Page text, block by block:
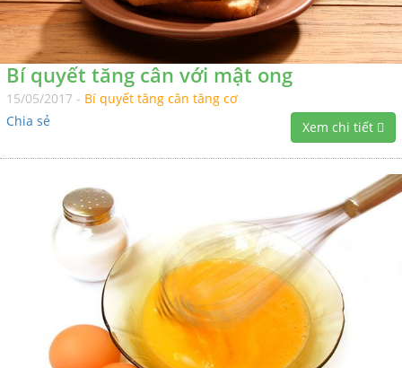
Bí quyết tăng cân với mật ong
15/05/2017 - Bí quyết tăng cân tăng cơ
Xem chi tiết
Chia sẻ